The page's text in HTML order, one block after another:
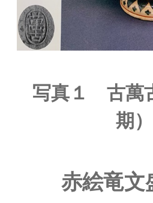
写真１ 古萬
期）
赤絵竜文